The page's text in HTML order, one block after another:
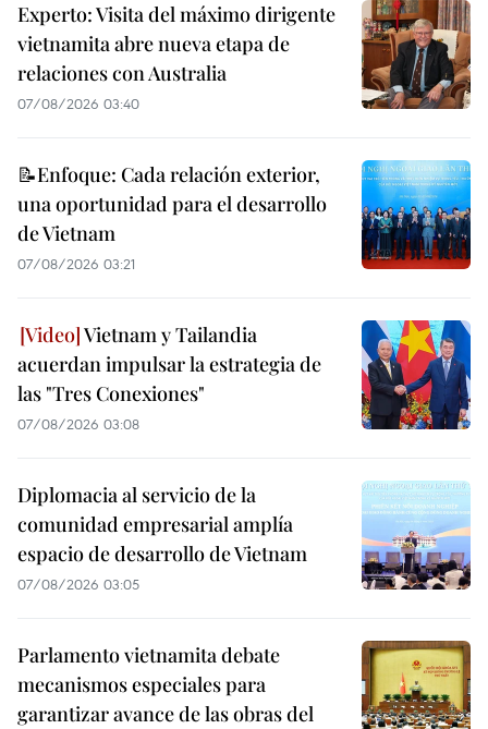
Experto: Visita del máximo dirigente
vietnamita abre nueva etapa de
relaciones con Australia
07/08/2026 03:40
📝Enfoque: Cada relación exterior,
una oportunidad para el desarrollo
de Vietnam
07/08/2026 03:21
Vietnam y Tailandia
acuerdan impulsar la estrategia de
las "Tres Conexiones"
07/08/2026 03:08
Diplomacia al servicio de la
comunidad empresarial amplía
espacio de desarrollo de Vietnam
07/08/2026 03:05
Parlamento vietnamita debate
mecanismos especiales para
garantizar avance de las obras del